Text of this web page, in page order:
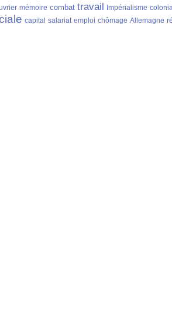
mémoire combat travail Impérialisme
capital salariat emploi chômage Allemagne